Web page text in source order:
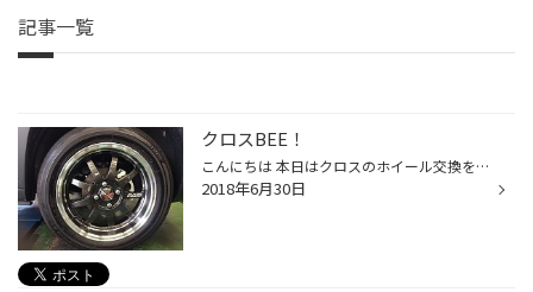
記事一覧
クロスBEE！
こんにちは 本日はクロスのホイール交換をご紹介 RAYS KCデコール です！！ 流石、鍛造！！！！ 軽いですー！！！！！ お車の色にも合ってます！！！ 良いですね〜 羨ましいですね〜 またのご来店お待ちしております。
2018年6月30日